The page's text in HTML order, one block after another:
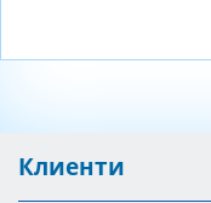
Клиенти